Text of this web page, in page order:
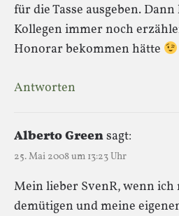
für die Tasse ausgeben.
Kollegen immer noch
Honorar bekommen hätte
Antworten
Alberto Greensagt:
25. Mai 2008 um 13:23 Uhr
Mein lieber SvenR, wenn ich
demütigen und meine